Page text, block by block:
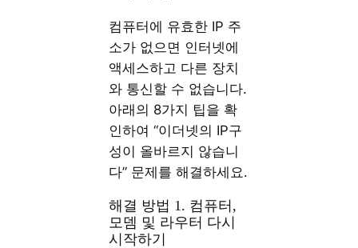
컴퓨터에 유효한 IP 주
소가 없으면 인터넷에
액세스하고 다른 장치
와 통신할 수 없습니다.
아래의 8가지 팁을 확
인하여 “이더넷의 IP구
성이 올바르지 않습니
다” 문제를 해결하세요.
해결 방법 1. 컴퓨터,
모뎀 및 라우터 다시
시작하기